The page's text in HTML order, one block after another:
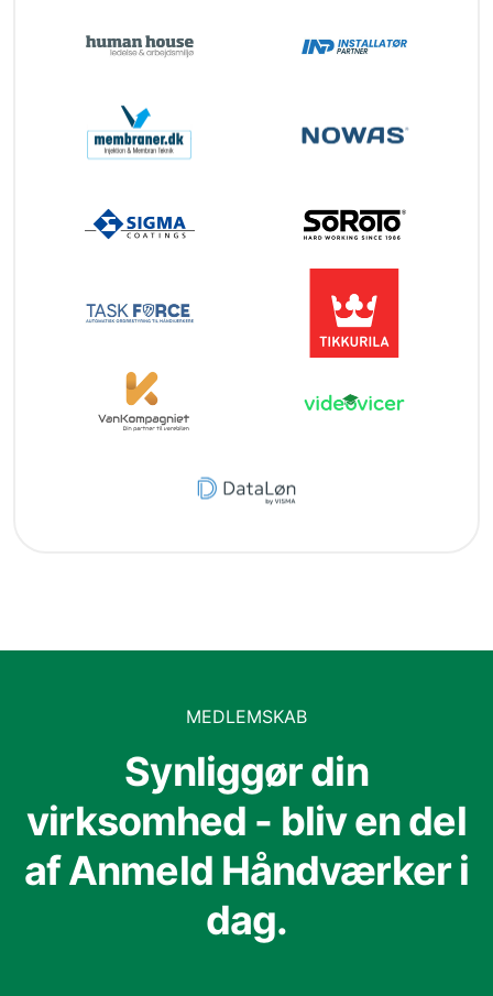
MEDLEMSKAB
Synliggør din
virksomhed - bliv en del
af Anmeld Håndværker i
dag.